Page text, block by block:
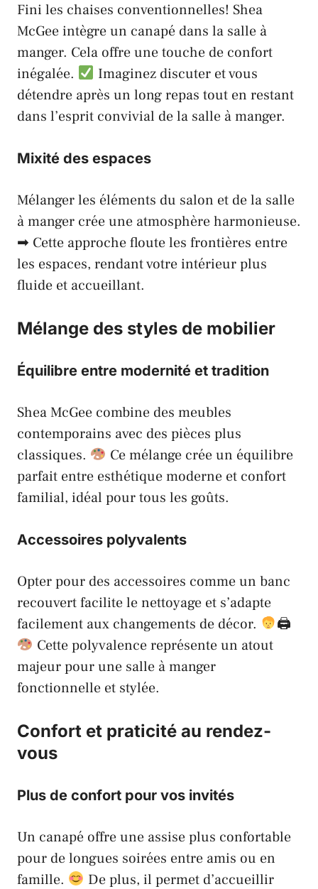
Fini les chaises conventionnelles! Shea
McGee intègre un canapé dans la salle à
manger. Cela offre une touche de confort
inégalée.
Imaginez discuter et vous
détendre après un long repas tout en restant
dans l’esprit convivial de la salle à manger.
Mixité des espaces
Mélanger les éléments du salon et de la salle
à manger crée une atmosphère harmonieuse.
➡ Cette approche floute les frontières entre
les espaces, rendant votre intérieur plus
fluide et accueillant.
Mélange des styles de mobilier
Équilibre entre modernité et tradition
Shea McGee combine des meubles
contemporains avec des pièces plus
classiques.
Ce mélange crée un équilibre
parfait entre esthétique moderne et confort
familial, idéal pour tous les goûts.
Accessoires polyvalents
Opter pour des accessoires comme un banc
recouvert facilite le nettoyage et s’adapte
facilement aux changements de décor.
🖨‍
Cette polyvalence représente un atout
majeur pour une salle à manger
fonctionnelle et stylée.
Confort et praticité au rendez-
vous
Plus de confort pour vos invités
Un canapé offre une assise plus confortable
pour de longues soirées entre amis ou en
famille.
De plus, il permet d’accueillir